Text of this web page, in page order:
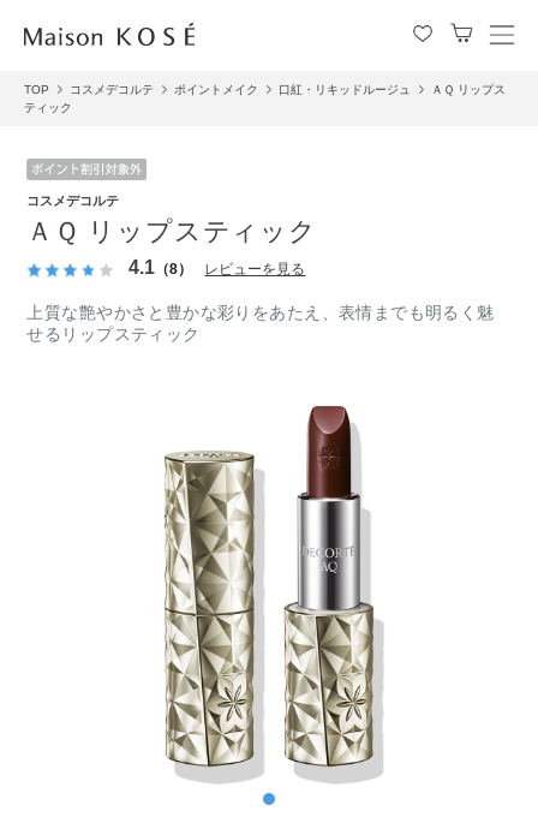
メ
ュ
TOP コスメデコルテ ポイントメイク 口紅・リキッドルージュ
ＡＱ リップス
ティック
コスメデコルテ
ＡＱ リップスティック
4.1 （8） レビューを見る
上質な艶やかさと豊かな彩りをあたえ、表情までも明るく魅
せるリップスティック